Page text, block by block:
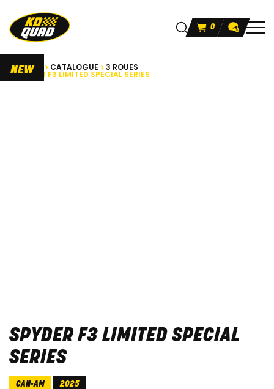
0
ACCUEIL CATALOGUE 3 ROUES
SPYDER F3 LIMITED SPECIAL SERIES
NEW
SPYDER F3 LIMITED SPECIAL
SERIES
CAN-AM 2025